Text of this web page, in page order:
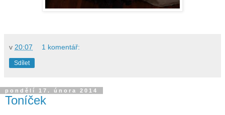
v 20:07 1 komentář:
Sdílet
pondělí 17. února 2014
Toníček